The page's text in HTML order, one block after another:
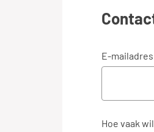
E-mailadres
Hoe vaak